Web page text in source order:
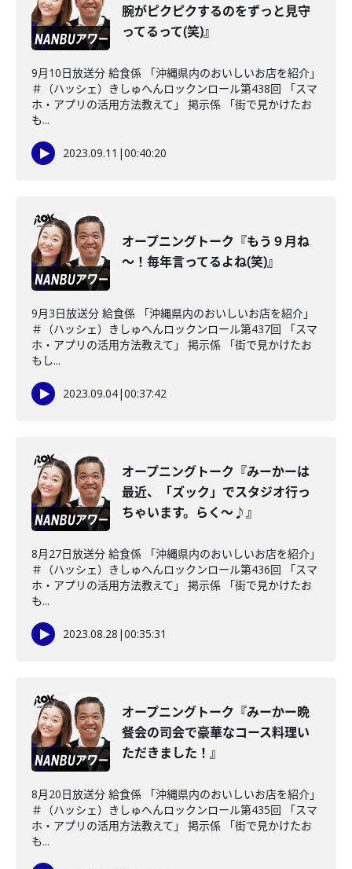
腕がピクピクするのをずっと見守
ってるって(笑)』
9月10日放送分 給食係 「沖縄県内のおいしいお店を紹介」
＃（ハッシェ）きしゅへんロックンロール第438回 「スマ
ホ・アプリの活用方法教えて」 掲示係 「街で見かけたお
も...
2023.09.11 |00:40:20
オープニングトーク『もう９月ね
～！毎年言ってるよね(笑)』
9月3日放送分 給食係 「沖縄県内のおいしいお店を紹介」
＃（ハッシェ）きしゅへんロックンロール第437回 「スマ
ホ・アプリの活用方法教えて」 掲示係 「街で見かけたお
もし...
2023.09.04|00:37:42
オープニングトーク『みーかーは
最近、「ズック」でスタジオ行っ
ちゃいます。らく～♪』
8月27日放送分 給食係 「沖縄県内のおいしいお店を紹介」
＃（ハッシェ）きしゅへんロックンロール第436回 「スマ
ホ・アプリの活用方法教えて」 掲示係 「街で見かけたお
も...
2023.08.28 |00:35:31
オープニングトーク『みーかー晩
餐会の司会で豪華なコース料理い
ただきました！』
8月20日放送分 給食係 「沖縄県内のおいしいお店を紹介」
＃（ハッシェ）きしゅへんロックンロール第435回 「スマ
ホ・アプリの活用方法教えて」 掲示係 「街で見かけたお
も...